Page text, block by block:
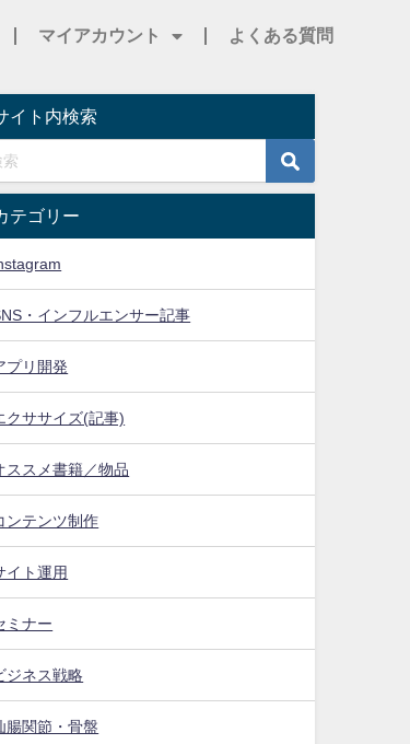
マイアカウント よくある質問
イト内検索
テゴリー
・インフルエンサー記事
プリ開発
クササイズ(記事)
ススメ書籍／物品
ンテンツ制作
イト運用
ミナー
ジネス戦略
腸関節・骨盤